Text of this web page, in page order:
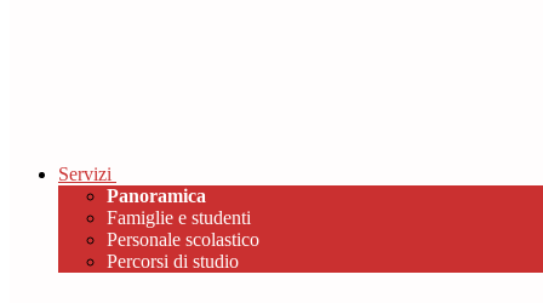
Servizi
Panoramica
Famiglie e studenti
Personale scolastico
Percorsi di studio